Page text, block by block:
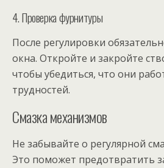
4. Проверка фурнитуры
После регулировки
окна. Откройте и закройте
чтобы убедиться, что они
трудностей.
Смазка механизмов
Не забывайте о регулярной
Это поможет предотвратить